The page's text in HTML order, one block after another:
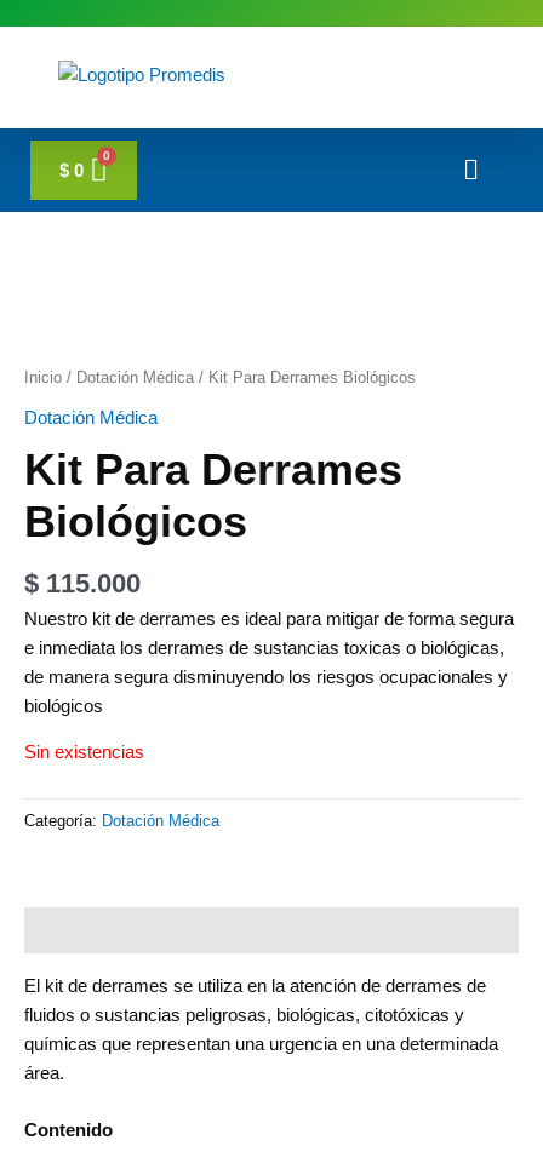
contenido
$ 0 Menú
Inicio / Dotación Médica / Kit Para Derrames Biológicos
Dotación Médica
Kit Para Derrames
Biológicos
$ 115.000
Nuestro kit de derrames es ideal para mitigar de forma segura
e inmediata los derrames de sustancias toxicas o biológicas,
de manera segura disminuyendo los riesgos ocupacionales y
biológicos
Sin existencias
Categoría: Dotación Médica
El kit de derrames se utiliza en la atención de derrames de
fluidos o sustancias peligrosas, biológicas, citotóxicas y
químicas que representan una urgencia en una determinada
área.
Contenido